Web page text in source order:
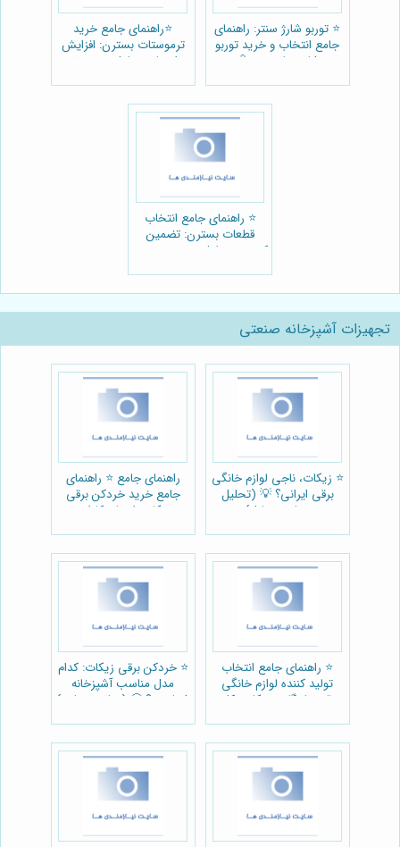
⭐️ توربو شارژ سنتر: راهنمای
جامع انتخاب و خرید توربو
شارژ مناسب 🚗💨
⭐️راهنمای جامع خرید
ترموستات بسترن: افزایش
راندمان و طول عمر موتور
⭐️ راهنمای جامع انتخاب
قطعات بسترن: تضمین
کیفیت و طول عمر خودرو 🚗
تجهیزات آشپزخانه صنعتی
⭐️ زیکات، ناجی لوازم خانگی
برقی ایرانی؟ 💡 (تحلیل
نقش در بازار)
راهنمای جامع ⭐️ راهنمای
جامع خرید خردکن برقی
زیکات: ارتقای کارایی
⭐️ راهنمای جامع انتخاب
تولید کننده لوازم خانگی
برقی: بازرگانی زیکات، کلید
⭐️ خردکن برقی زیکات: کدام
مدل مناسب آشپزخانه
شماست؟ 🤔 (مقایسه جامع)